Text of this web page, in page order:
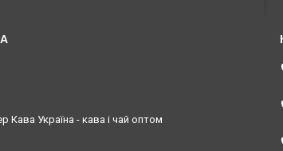
Кава Україна - кава і чай оптом